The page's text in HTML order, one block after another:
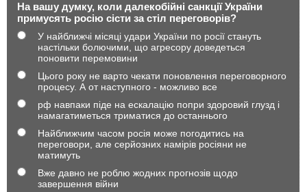
На вашу думку, коли далекобійні санкції України
примусять росію сісти за стіл переговорів?
У найближчі місяці удари України по росії стануть
настільки болючими, що агресору доведеться
поновити перемовини
Цього року не варто чекати поновлення переговорного
процесу. А от наступного - можливо все
рф навпаки піде на ескалацію попри здоровий глузд і
намагатиметься триматися до останнього
Найближчим часом росія може погодитись на
переговори, але серйозних намірів росіяни не
матимуть
Вже давно не роблю жодних прогнозів щодо
завершення війни